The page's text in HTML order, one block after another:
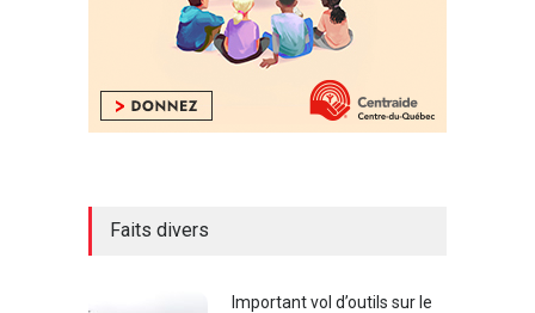
Faits divers
Important vol d’outils sur le